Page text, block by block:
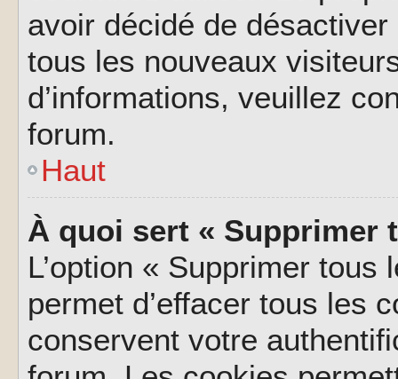
avoir décidé de
tous les nouveaux
d’informations, veuillez
forum.
Haut
À quoi sert « Supprimer
L’option « Supprimer
permet d’effacer tous les
conservent votre